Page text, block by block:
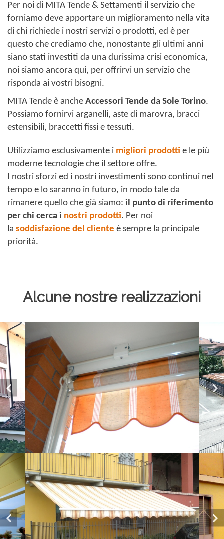
Per noi di MITA Tende & Settamenti il servizio che
forniamo deve apportare un miglioramento nella vita
di chi richiede i nostri servizi o prodotti, ed è per
questo che crediamo che, nonostante gli ultimi anni
siano stati investiti da una durissima crisi economica,
noi siamo ancora qui, per offrirvi un servizio che
risponda ai vostri bisogni.
MITA Tende è anche Accessori Tende da Sole Torino.
Possiamo fornirvi arganelli, aste di marovra, bracci
estensibili, braccetti fissi e tessuti.
Utilizziamo esclusivamente i migliori prodotti e le più
moderne tecnologie che il settore offre.
I nostri sforzi ed i nostri investimenti sono continui nel
tempo e lo saranno in futuro, in modo tale da
rimanere quello che già siamo: il punto di riferimento
per chi cerca i nostri prodotti. Per noi
la soddisfazione del cliente è sempre la principale
priorità.
Alcune nostre realizzazioni